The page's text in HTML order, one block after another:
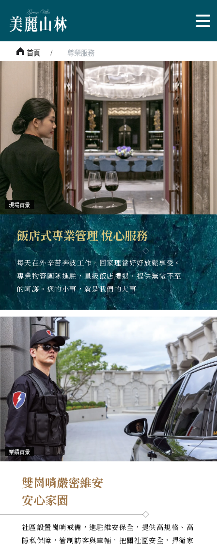
首頁 尊榮服務
現場實景
飯店式專業管理 悅心服務
每天在外辛苦奔波工作，回家理當好好放鬆享受。
專業物管團隊進駐，星級飯店禮遇，提供無微不至
的呵護。您的小事，就是我們的大事
業績實景
雙崗哨嚴密維安
安心家園
社區設置崗哨戒備，進駐維安保全，提供高規格、高
隱私保障，管制訪客與車輛，把關社區安全，捍衛家